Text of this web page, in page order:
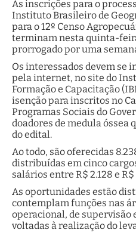
As inscrições para o
Instituto Brasileiro de
para o 12º Censo
terminam nesta quinta-
prorrogado por uma
Os interessados devem se
pela internet, no site do
Formação e Capacitação
isenção para inscritos no
Programas Sociais do
doadores de medula óssea
do edital.
Ao todo, são oferecidas
distribuídas em cinco
salários entre R$ 2.128 e
As oportunidades estão
contemplam funções nas
operacional, de supervisão
voltadas à realização do